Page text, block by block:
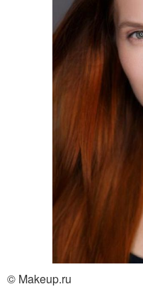
© Makeup.ru